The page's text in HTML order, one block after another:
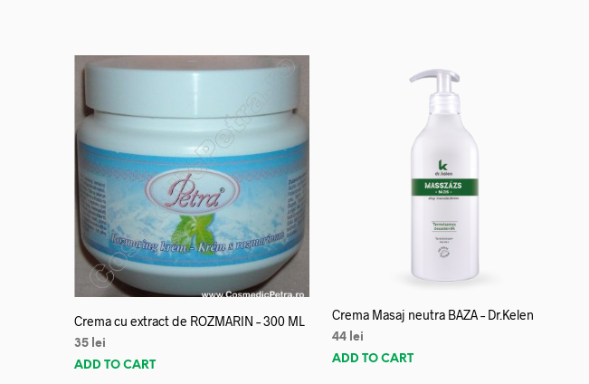
Crema cu extract de ROZMARIN – 300 ML
35 lei
ADD TO CART
Crema Masaj neutra BAZA – Dr.Kelen
44 lei
ADD TO CART